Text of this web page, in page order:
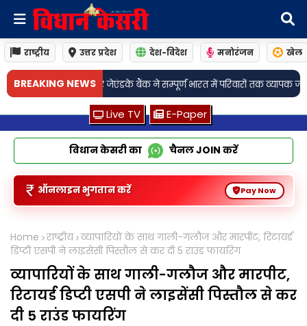
राष्ट्रीय उत्तर प्रदेश देश-विदेश मनोरंजन खेल
BREAKING NEWS
ने सम्पूर्ण भारत में परिवारों तक व्यापक जीवन बीमा समाधान पहुँचाने के लिए
Live TV E-Paper
विधान केसरी का चैनलJOIN करें
ऑनलाइन भुगतान करें Pay Now
Home राष्ट्रीय व्यापारियों के साथ गाली-गलौज और मारपीट, रिटायर्ड
डिप्टी एसपी ने लाइसेंसी पिस्तौल से कर दी 5 राउंड फायरिंग
व्यापारियों के साथ गाली-गलौज और मारपीट,
रिटायर्ड डिप्टी एसपी ने लाइसेंसी पिस्तौल से कर
दी 5 राउंड फायरिंग